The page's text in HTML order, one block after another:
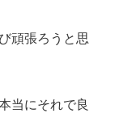
頑張ろうと思
当にそれで良